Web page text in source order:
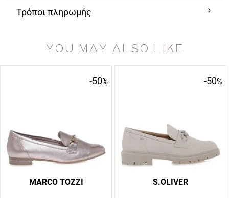
Τρόποι πληρωμής
YOU MAY ALSO LIKE
-50%
MARCO TOZZI
-50%
S.OLIVER